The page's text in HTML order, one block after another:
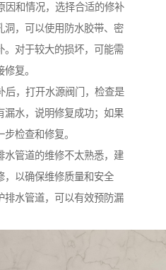
因和情况，选择合适的修补
洞，可以使用防水胶带、密
。对于较大的损坏，可能需
复。
后，打开水源阀门，检查是
漏水，说明修复成功；如果
检查和修复。
水管道的维修不太熟悉，建
，以确保维修质量和安全
排水管道，可以有效预防漏